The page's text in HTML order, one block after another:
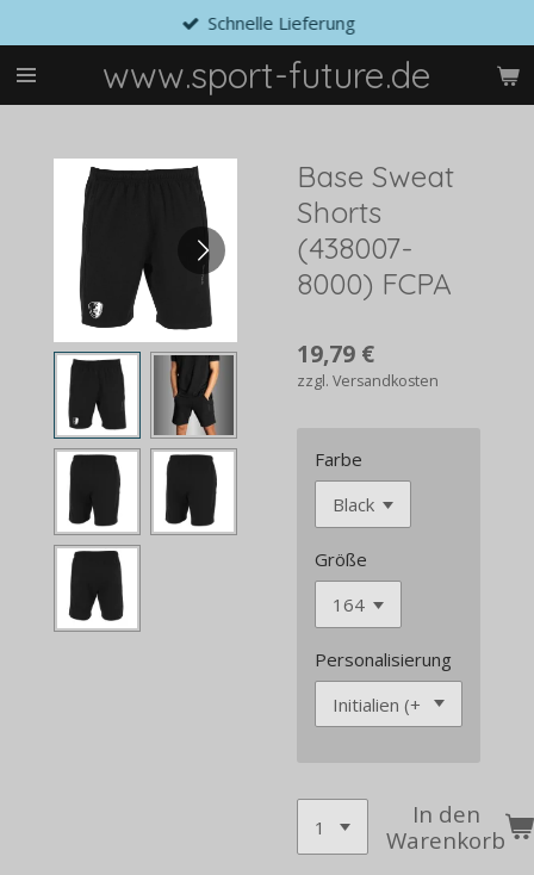
Hauptinhalt
springen
www.sport-future.de
Schnelle Lieferung
Base Sweat
Shorts
(438007-
8000) FCPA
19,79 €
zzgl. Versandkosten
Farbe
Größe
Personalisierung
In den
Warenkorb